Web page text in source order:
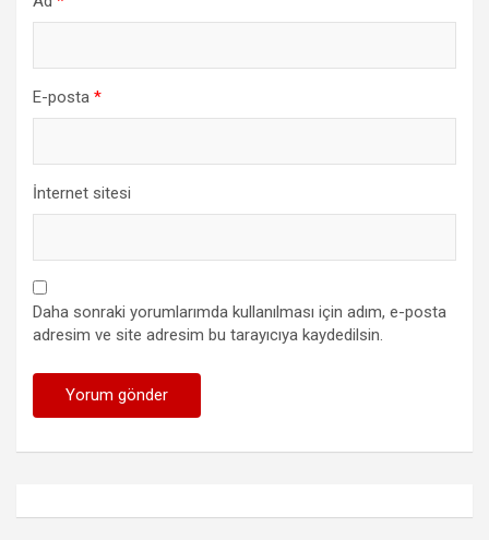
E-posta *
İnternet sitesi
Daha sonraki yorumlarımda kullanılması için adım, e-posta
adresim ve site adresim bu tarayıcıya kaydedilsin.